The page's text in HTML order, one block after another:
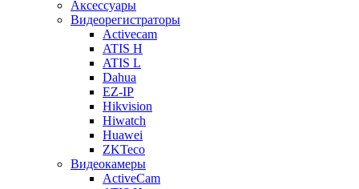
Аксессуары
Видеорегистраторы
Activecam
ATIS H
ATIS L
Dahua
EZ-IP
Hikvision
Hiwatch
Huawei
ZKTeco
Видеокамеры
ActiveCam